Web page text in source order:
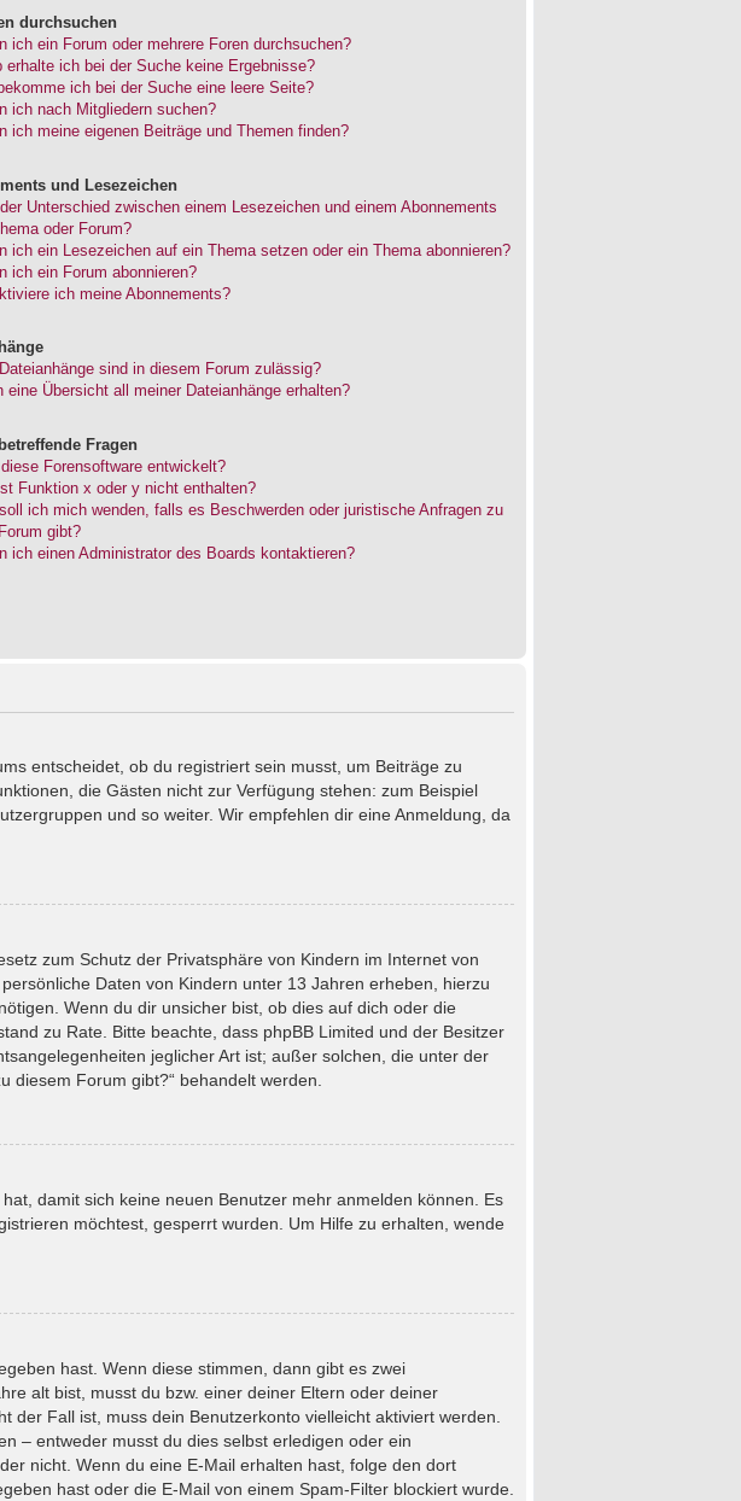
durchsuchen
ich ein Forum oder mehrere Foren durchsuchen?
erhalte ich bei der Suche keine Ergebnisse?
ich bei der Suche eine leere Seite?
ich nach Mitgliedern suchen?
ich meine eigenen Beiträge und Themen finden?
und Lesezeichen
Unterschied zwischen einem Lesezeichen und einem Abonnements
oder Forum?
ich ein Lesezeichen auf ein Thema setzen oder ein Thema abonnieren?
ich ein Forum abonnieren?
ich meine Abonnements?
sind in diesem Forum zulässig?
eine Übersicht all meiner Dateianhänge erhalten?
Fragen
Forensoftware entwickelt?
Funktion x oder y nicht enthalten?
ich mich wenden, falls es Beschwerden oder juristische Anfragen zu
gibt?
ich einen Administrator des Boards kontaktieren?
entscheidet, ob du registriert sein musst, um Beiträge zu
die Gästen nicht zur Verfügung stehen: zum Beispiel
und so weiter. Wir empfehlen dir eine Anmeldung, da
zum Schutz der Privatsphäre von Kindern im Internet von
Daten von Kindern unter 13 Jahren erheben, hierzu
Wenn du dir unsicher bist, ob dies auf dich oder die
zu Rate. Bitte beachte, dass phpBB Limited und der Besitzer
jeglicher Art ist; außer solchen, die unter der
diesem Forum gibt?“ behandelt werden.
damit sich keine neuen Benutzer mehr anmelden können. Es
möchtest, gesperrt wurden. Um Hilfe zu erhalten, wende
hast. Wenn diese stimmen, dann gibt es zwei
alt bist, musst du bzw. einer deiner Eltern oder deiner
Fall ist, muss dein Benutzerkonto vielleicht aktiviert werden.
– entweder musst du dies selbst erledigen oder ein
nicht. Wenn du eine E-Mail erhalten hast, folge den dort
hast oder die E-Mail von einem Spam-Filter blockiert wurde.